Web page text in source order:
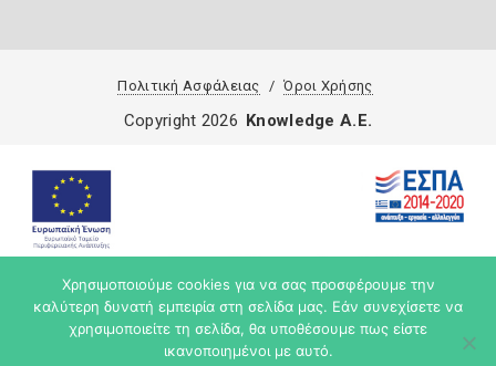
Πολιτική Ασφάλειας Όροι Χρήσης
Χρησιμοποιούμε cookies για να σας προσφέρουμε την
καλύτερη δυνατή εμπειρία στη σελίδα μας. Εάν συνεχίσετε να
χρησιμοποιείτε τη σελίδα, θα υποθέσουμε πως είστε
ικανοποιημένοι με αυτό.
Copyright 2026 Knowledge A.E.